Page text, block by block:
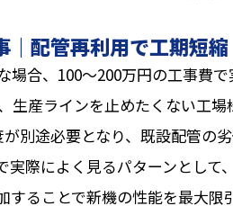
｜配管再利用で工期短縮
場合、100〜200万円の工事費
生産ラインを止めたくない工
別途必要となり、既設配管の
実際によく見るパターンとして
することで新機の性能を最大限